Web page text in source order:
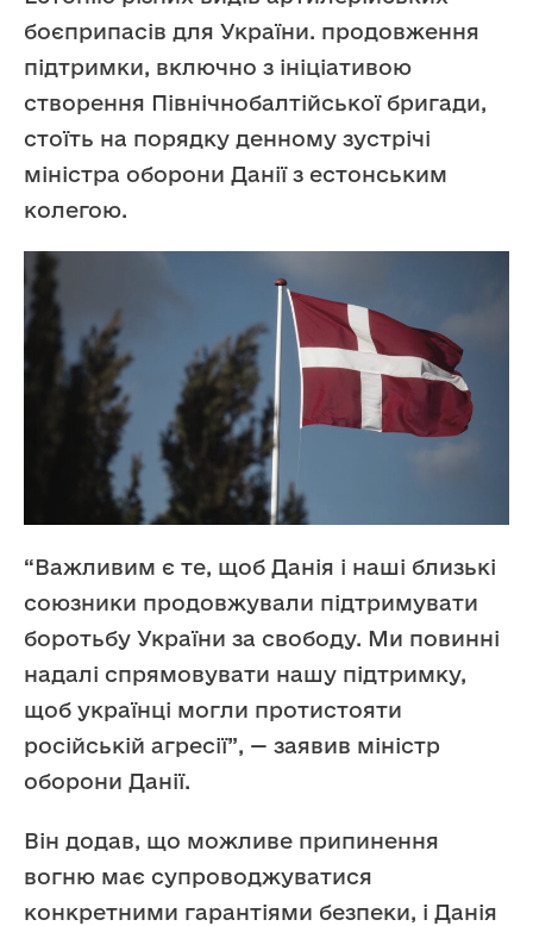
боєприпасів для України. продовження
підтримки, включно з ініціативою
створення Північнобалтійської бригади,
стоїть на порядку денному зустрічі
міністра оборони Данії з естонським
колегою.
“Важливим є те, щоб Данія і наші близькі
союзники продовжували підтримувати
боротьбу України за свободу. Ми повинні
надалі спрямовувати нашу підтримку,
щоб українці могли протистояти
російській агресії”, — заявив міністр
оборони Данії.
Він додав, що можливе припинення
вогню має супроводжуватися
конкретними гарантіями безпеки, і Данія